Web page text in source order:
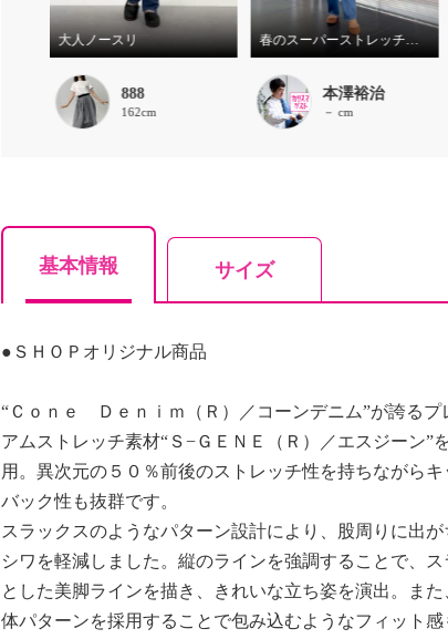
大人ノースリ
888
162cm
本澤裕治
－ cm
基本情報 サイズ
●ＳＨＯＰオリジナル商品
“Ｃｏｎｅ Ｄｅｎｉｍ（Ｒ）／コーンデニム”が誇るプ
アムストレッチ素材“Ｓ−ＧＥＮＥ（Ｒ）／エスジーン”
用。異次元の５０％前後のストレッチ性を持ちながらキ
バック性も抜群です。
スラックスのようなパターン設計により、股周りに出が
シワを軽減しました。縦のラインを強調することで、ス
とした美脚ラインを描き、きれいな立ち姿を演出。また
体パターンを採用することで包み込むようなフィット感